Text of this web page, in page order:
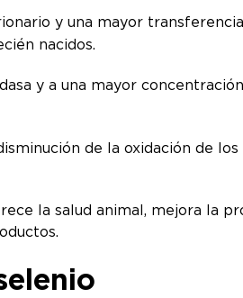
y una mayor
nacidos.
y a una mayor
de la oxidación de
la salud animal, mejora la